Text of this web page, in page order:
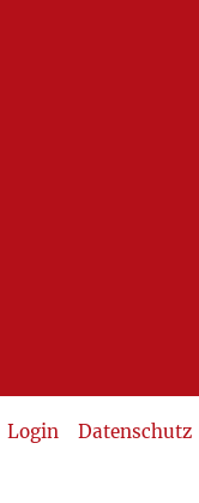
Login Datenschutz